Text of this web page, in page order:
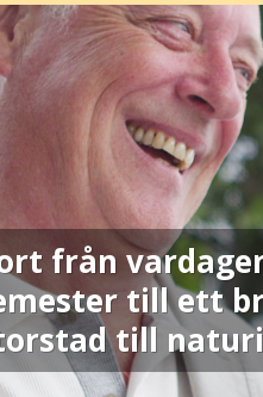
från
till ett
till